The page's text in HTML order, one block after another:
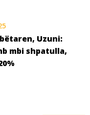
Uzuni:
mbi shpatulla,